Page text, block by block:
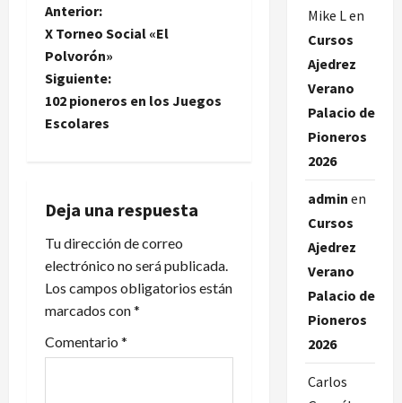
N
a
v
e
a
c
i
ó
n
Anterior:
X Torneo Social «El
Polvorón»
Siguiente:
102 pioneros en los Juegos
Escolares
Deja una respuesta
Tu dirección de correo
electrónico no será publicada.
Los campos obligatorios están
marcados con*
Comentario *
Mike Len
Cursos
Ajedrez
Verano
Palacio de
Pioneros
2026
admin en
Cursos
Ajedrez
Verano
Palacio de
Pioneros
2026
Carlos